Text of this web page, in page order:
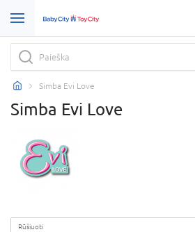
Simba Evi Love
Simba Evi Love
Rūšiuoti